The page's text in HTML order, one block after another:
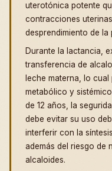
uterotónica potente
contracciones
desprendimiento de
Durante la lactancia,
transferencia de
leche materna, lo
metabólico y
de 12 años, la
debe evitar su uso
interferir con la
además del riesgo de
alcaloides.